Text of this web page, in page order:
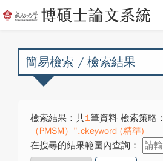
簡易檢索 / 檢索結果
檢索結果：共1筆資料 檢索策略：
（PMSM）".ckeyword (精準)
在搜尋的結果範圍內查詢：